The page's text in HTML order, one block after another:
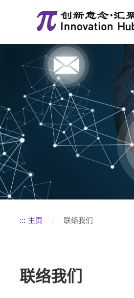
::: 主页 联络我们
联络我们